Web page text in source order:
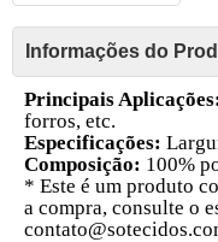
Informações do
Principais
forros, etc.
Especificações:
Composição: 100%
* Este é um produto
a compra, consulte o